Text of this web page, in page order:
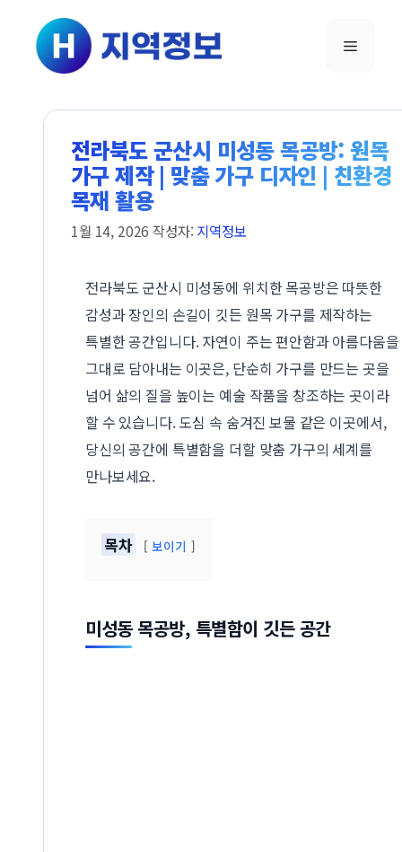
건너뛰기
메뉴
전라북도 군산시 미성동 목공방: 원목
가구 제작 | 맞춤 가구 디자인 | 친환경
목재 활용
1월 14, 2026 작성자: 지역정보
전라북도 군산시 미성동에 위치한 목공방은 따뜻한
감성과 장인의 손길이 깃든 원목 가구를 제작하는
특별한 공간입니다. 자연이 주는 편안함과 아름다움을
그대로 담아내는 이곳은, 단순히 가구를 만드는 곳을
넘어 삶의 질을 높이는 예술 작품을 창조하는 곳이라
할 수 있습니다. 도심 속 숨겨진 보물 같은 이곳에서,
당신의 공간에 특별함을 더할 맞춤 가구의 세계를
만나보세요.
목차 보이기
미성동 목공방, 특별함이 깃든 공간